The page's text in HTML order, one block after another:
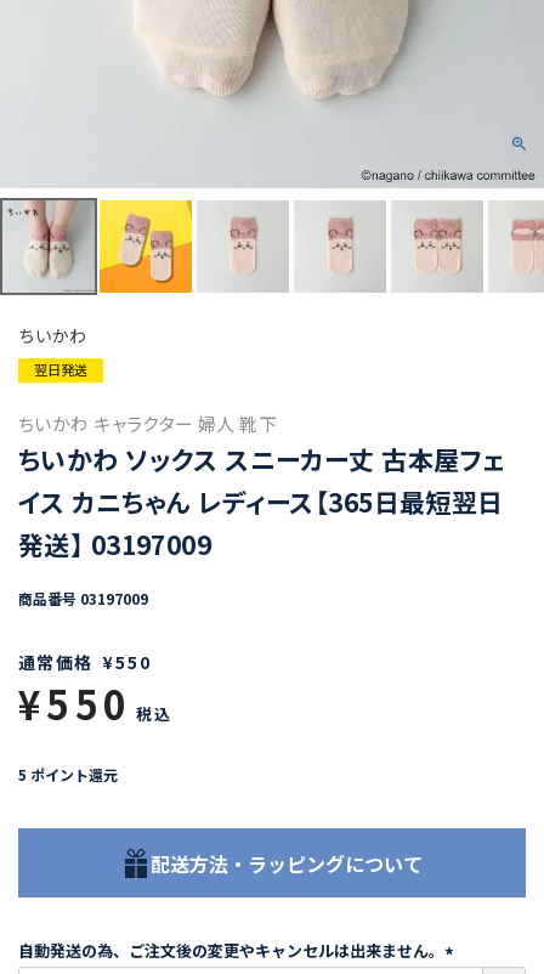
ちいかわ
翌日発送
ちいかわ キャラクター 婦人 靴下
ちいかわ ソックス スニーカー丈 古本屋フェ
イス カニちゃん レディース【365日最短翌日
発送】 03197009
商品番号 03197009
通常価格 ¥550
¥550 税込
5 ポイント還元
配送方法・ラッピングについて
自動発送の為、ご注文後の変更やキャンセルは出来ません。